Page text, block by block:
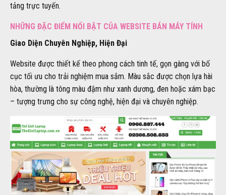
tảng trực tuyến.
NHỮNG ĐẶC ĐIỂM NỔI BẬT CỦA WEBSITE BÁN MÁY TÍNH
Giao Diện Chuyên Nghiệp, Hiện Đại
Website được thiết kế theo phong cách tinh tế, gọn gàng với bố
cục tối ưu cho trải nghiệm mua sắm. Màu sắc được chọn lựa hài
hòa, thường là tông màu đậm như xanh dương, đen hoặc xám bạc
– tượng trưng cho sự công nghệ, hiện đại và chuyên nghiệp.